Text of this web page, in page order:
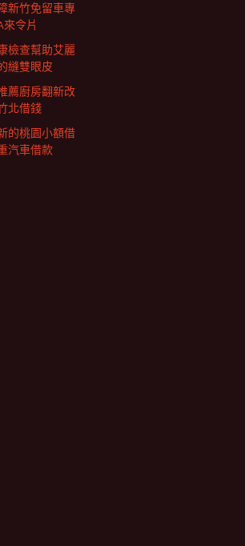
新竹免留車專
來令片
檢查幫助艾麗
縫雙眼皮
薦廚房翻新改
北借錢
的桃園小額借
汽車借款